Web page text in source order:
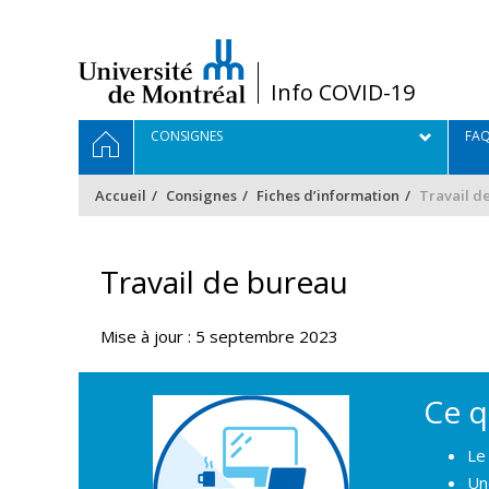
/Info COVID-19
Navigation
principale
ACCUEILCONSIGNES FAQ
Accueil Consignes Fiches d’information Travail
Travail de bureau
Mise à jour : 5 septembre 2023
Ce